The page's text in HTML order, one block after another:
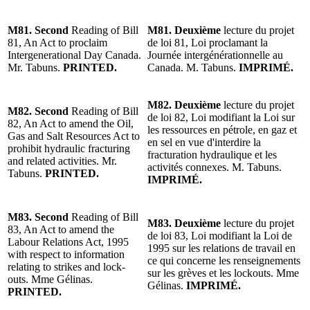
M81. Second Reading of Bill
81, An Act to proclaim
Intergenerational Day Canada.
Mr. Tabuns. PRINTED.
M81. Deuxième lecture du projet
de loi 81, Loi proclamant la
Journée intergénérationnelle au
Canada. M. Tabuns. IMPRIMÉ.
M82. Second Reading of Bill
82, An Act to amend the Oil,
Gas and Salt Resources Act to
prohibit hydraulic fracturing
and related activities. Mr.
Tabuns. PRINTED.
M82. Deuxième lecture du projet
de loi 82, Loi modifiant la Loi sur
les ressources en pétrole, en gaz et
en sel en vue d'interdire la
fracturation hydraulique et les
activités connexes. M. Tabuns.
IMPRIMÉ.
M83. Second Reading of Bill
83, An Act to amend the
Labour Relations Act, 1995
with respect to information
relating to strikes and lock-
outs. Mme Gélinas.
PRINTED.
M83. Deuxième lecture du projet
de loi 83, Loi modifiant la Loi de
1995 sur les relations de travail en
ce qui concerne les renseignements
sur les grèves et les lockouts. Mme
Gélinas. IMPRIMÉ.